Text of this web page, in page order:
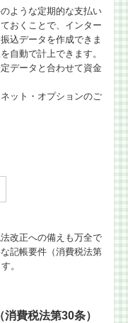
ような定期的な支払い
おくことで、インター
込データを作成できま
自動で計上できます。
データと合わせて資金
ット・オプションのご
改正への備えも万全で
記帳要件（消費税法第
。
費税法第30条）